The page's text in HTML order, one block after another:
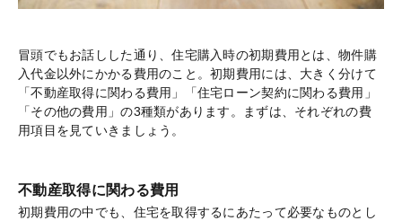
冒頭でもお話しした通り、住宅購入時の初期費用とは、物件購
入代金以外にかかる費用のこと。初期費用には、大きく分けて
「不動産取得に関わる費用」「住宅ローン契約に関わる費用」
「その他の費用」の3種類があります。まずは、それぞれの費
用項目を見ていきましょう。
不動産取得に関わる費用
初期費用の中でも、住宅を取得するにあたって必要なものとし